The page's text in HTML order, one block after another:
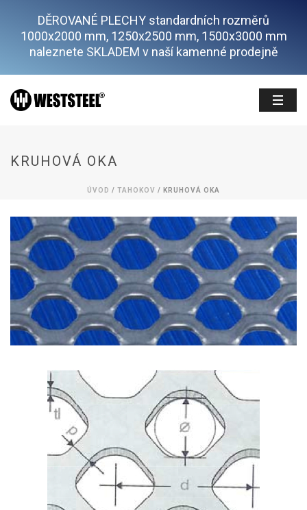
DĚROVANÉ PLECHY standardních rozměrů
1000x2000 mm, 1250x2500 mm, 1500x3000 mm
naleznete SKLADEM v naší kamenné prodejně
KRUHOVÁ OKA
ÚVOD / TAHOKOV / KRUHOVÁ OKA